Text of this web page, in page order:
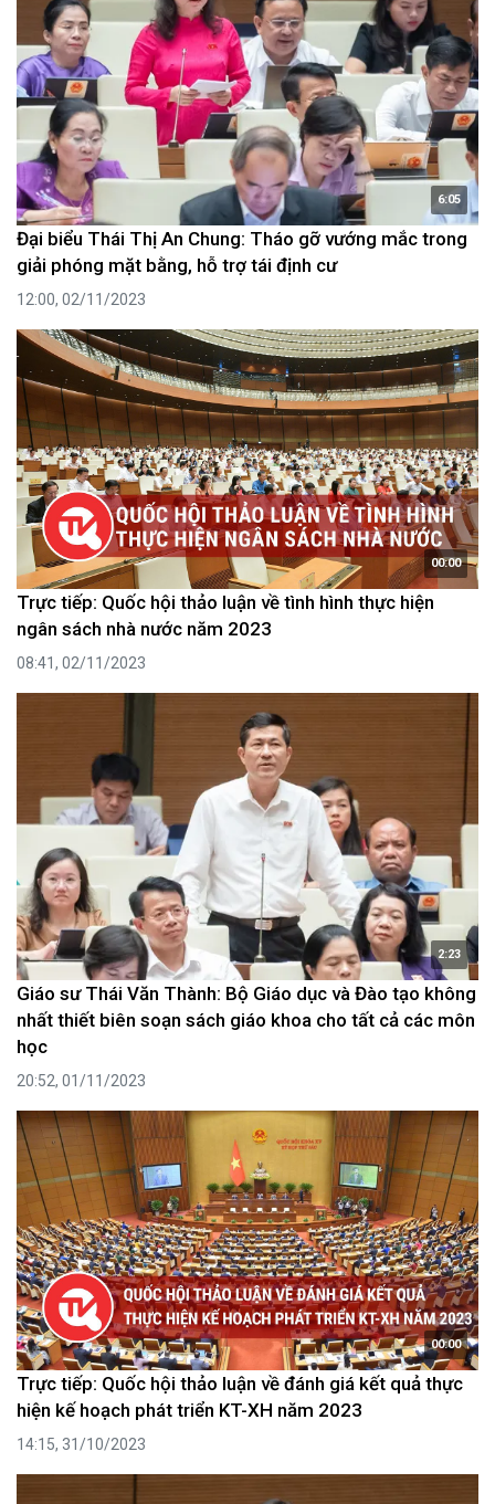
6:05
Đại biểu Thái Thị An Chung: Tháo gỡ vướng mắc trong
giải phóng mặt bằng, hỗ trợ tái định cư
12:00, 02/11/2023
00:00
Trực tiếp: Quốc hội thảo luận về tình hình thực hiện
ngân sách nhà nước năm 2023
08:41, 02/11/2023
2:23
Giáo sư Thái Văn Thành: Bộ Giáo dục và Đào tạo không
nhất thiết biên soạn sách giáo khoa cho tất cả các môn
học
20:52, 01/11/2023
00:00
Trực tiếp: Quốc hội thảo luận về đánh giá kết quả thực
hiện kế hoạch phát triển KT-XH năm 2023
14:15, 31/10/2023